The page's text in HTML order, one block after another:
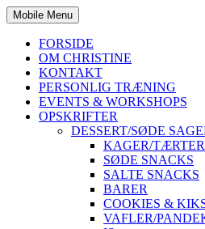
Mobile Menu
FORSIDE
OM CHRISTINE
KONTAKT
PERSONLIG TRÆNING
EVENTS & WORKSHOPS
OPSKRIFTER
DESSERT/SØDE
KAGER/TÆRTER
SØDE SNACKS
SALTE SNACKS
BARER
COOKIES &
VAFLER/